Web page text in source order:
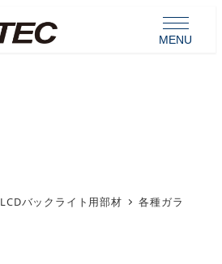
MENU
LCDバックライト用部材
各種ガラ